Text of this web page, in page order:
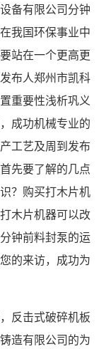
备有限公司分钟
我国环保事业中
站在一个更高更
布人郑州市凯科
重要性浅析巩义
成功机械专业的
工艺及周到发布
先要了解的几点
？购买打木片机
木片机器可以改
钟前料封泵的运
的来访，成功为
反击式破碎机板
造有限公司的为